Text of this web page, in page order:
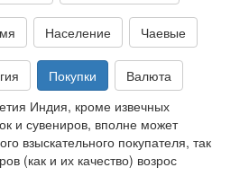
Население Чаевые
Покупки
Валюта
Индия, кроме извечных
и сувениров, вполне может
взыскательного покупателя, так
(как и их качество) возрос